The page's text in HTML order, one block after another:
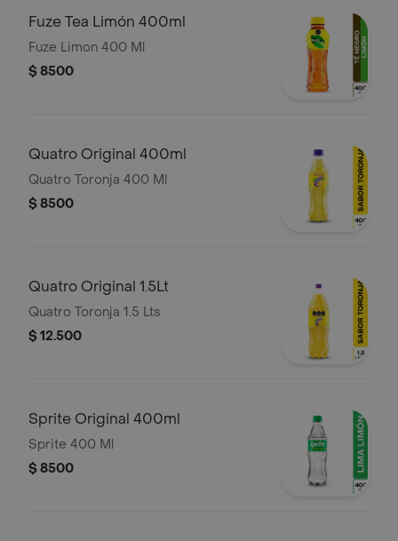
Fuze Tea Limón 400ml
Fuze Limon 400 Ml
$ 8500
Quatro Original 400ml
Quatro Toronja 400 Ml
$ 8500
Quatro Original 1.5Lt
Quatro Toronja 1.5 Lts
$ 12.500
Sprite Original 400ml
Sprite 400 Ml
$ 8500